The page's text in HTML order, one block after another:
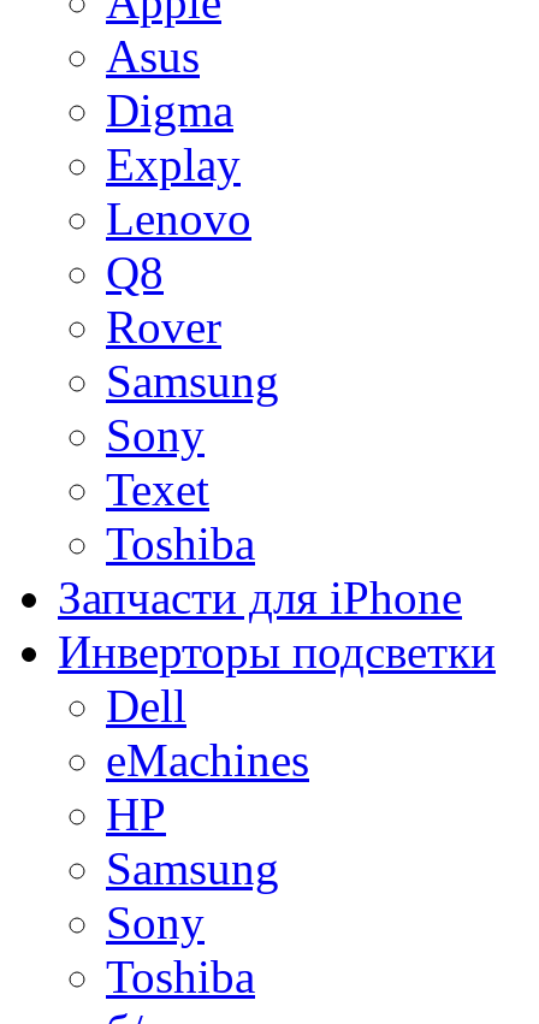
Asus
Digma
Explay
Lenovo
Q8
Rover
Samsung
Sony
Texet
Toshiba
Запчасти для iPhone
Инверторы подсветки
Dell
eMachines
HP
Samsung
Sony
Toshiba